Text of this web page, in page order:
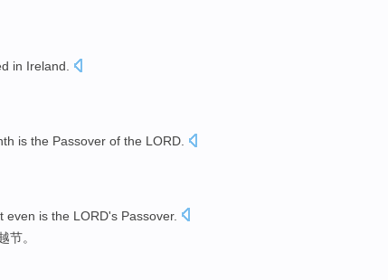
in Ireland
is the Passover of the LORD
even is the LORD's Passover.
节。